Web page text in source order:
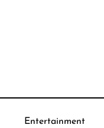
Entertainment